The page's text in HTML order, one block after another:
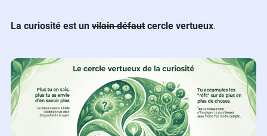
La curiosité est un vilain défaut cercle vertueux.